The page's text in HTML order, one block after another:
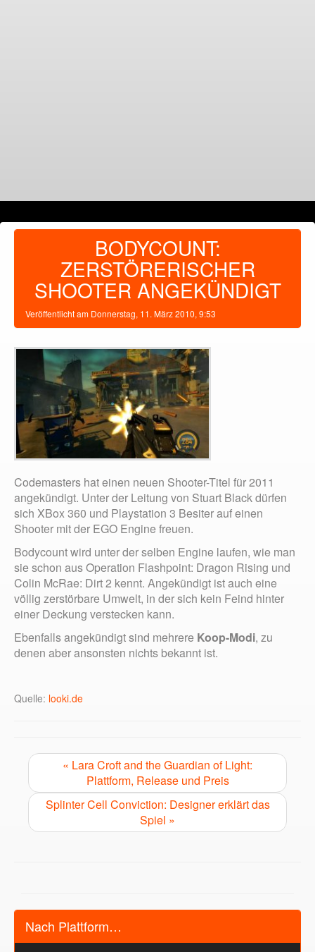
BODYCOUNT:
ZERSTÖRERISCHER
SHOOTER ANGEKÜNDIGT
Veröffentlicht am Donnerstag, 11. März 2010, 9:53
Codemasters hat einen neuen Shooter-Titel für 2011
angekündigt. Unter der Leitung von Stuart Black dürfen
sich XBox 360 und Playstation 3 Besiter auf einen
Shooter mit der EGO Engine freuen.
Bodycount wird unter der selben Engine laufen, wie man
sie schon aus Operation Flashpoint: Dragon Rising und
Colin McRae: Dirt 2 kennt. Angekündigt ist auch eine
völlig zerstörbare Umwelt, in der sich kein Feind hinter
einer Deckung verstecken kann.
Ebenfalls angekündigt sind mehrere Koop-Modi, zu
denen aber ansonsten nichts bekannt ist.
Quelle: looki.de
« Lara Croft and the Guardian of Light:
Plattform, Release und Preis
Splinter Cell Conviction: Designer erklärt das
Spiel »
Nach Plattform…